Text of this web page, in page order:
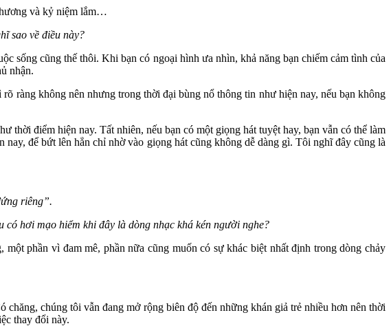
và kỷ niệm lắm…
sao về điều này?
sống cũng thế thôi. Khi bạn có ngoại hình ưa nhìn, khả năng bạn chiếm cảm tình của
nhận.
ràng không nên nhưng trong thời đại bùng nổ thông tin như hiện nay, nếu bạn không
thời điểm hiện nay. Tất nhiên, nếu bạn có một giọng hát tuyệt hay, bạn vẫn có thể làm
để bứt lên hẳn chỉ nhờ vào giọng hát cũng không dễ dàng gì. Tôi nghĩ đây cũng là
riêng”.
hơi mạo hiểm khi đây là dòng nhạc khá kén người nghe?
phần vì đam mê, phần nữa cũng muốn có sự khác biệt nhất định trong dòng chảy
chúng tôi vẫn đang mở rộng biên độ đến những khán giả trẻ nhiều hơn nên thời
thay đổi này.